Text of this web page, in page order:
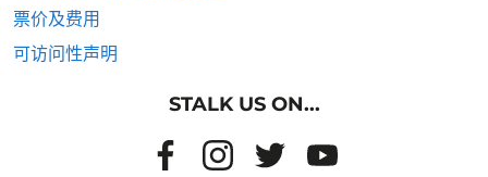
票价及费用
可访问性声明
STALK US ON...